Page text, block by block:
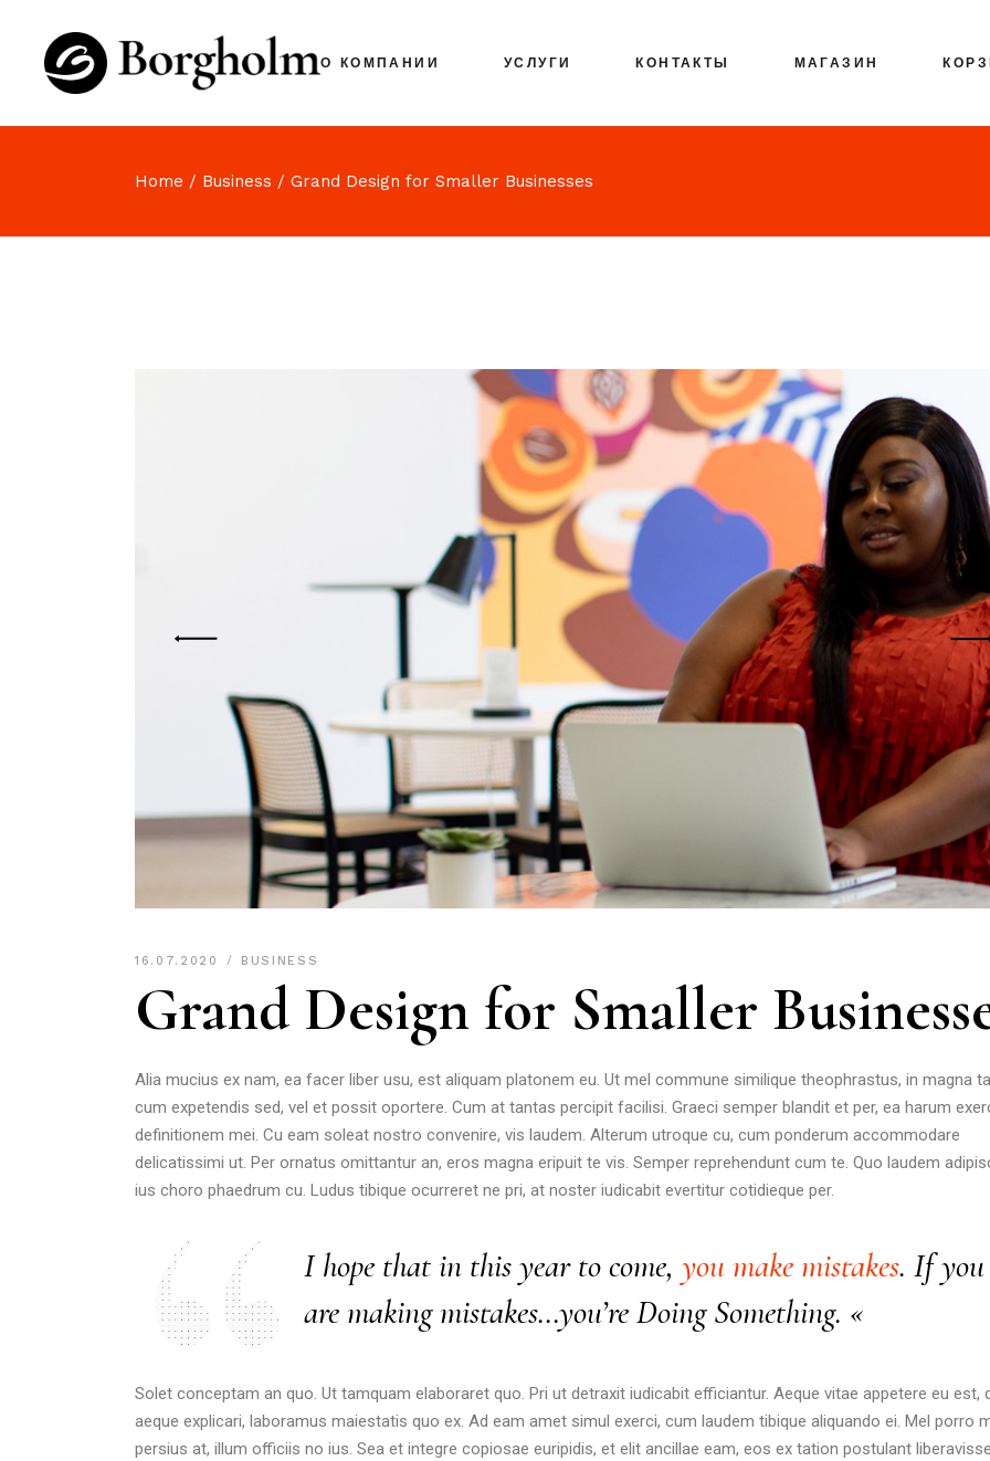
О КОМПАНИИ УСЛУГИ КОНТАКТЫ МАГАЗИН
Home Business Grand Design for Smaller Businesses
16.07.2020 BUSINESS
Grand Design for Smaller
Alia mucius ex nam, ea facer liber usu, est aliquam platonem eu. Ut mel commune similique theophrastus, in magna
cum expetendis sed, vel et possit oportere. Cum at tantas percipit facilisi. Graeci semper blandit et per, ea harum
definitionem mei. Cu eam soleat nostro convenire, vis laudem. Alterum utroque cu, cum ponderum accommodare
delicatissimi ut. Per ornatus omittantur an, eros magna eripuit te vis. Semper reprehendunt cum te. Quo laudem
ius choro phaedrum cu. Ludus tibique ocurreret ne pri, at noster iudicabit evertitur cotidieque per.
I hope that in this year to come, you make mistakes. If you
are making mistakes…you’re Doing Something. «
Solet conceptam an quo. Ut tamquam elaboraret quo. Pri ut detraxit iudicabit efficiantur. Aeque vitae appetere eu est,
aeque explicari, laboramus maiestatis quo ex. Ad eam amet simul exerci, cum laudem tibique aliquando ei. Mel porro
persius at, illum officiis no ius. Sea et integre copiosae euripidis, et elit ancillae eam, eos ex tation postulant